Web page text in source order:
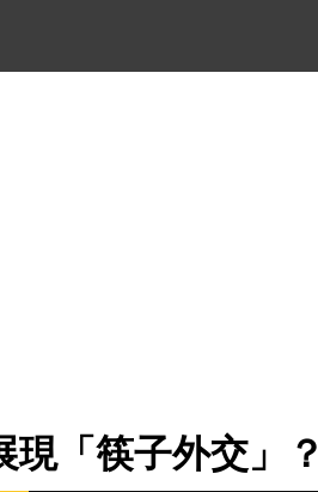
現「筷子外交」？